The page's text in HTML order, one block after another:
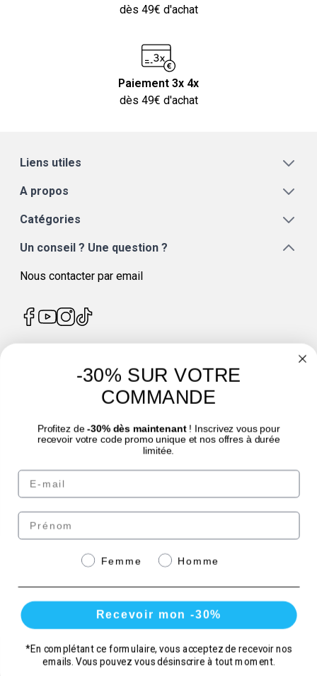
Quantité Acheter
dès 49€ d'achat
Paiement 3x 4x
dès 49€ d'achat
Liens utiles
A propos
Catégories
Un conseil ? Une question ?
Nous contacter par email
4.7/5
© Laboratoire des GRANIONS 2026 | Paiement sécurisé | *Norme AFNOR NF EN
eafit.com|punch-power.com
Paiement sécurisé avec
-30% SUR VOTRE
COMMANDE
Profitez de -30% dès maintenant! Inscrivez vous pour
recevoir votre code promo unique et nos offres à durée
limitée.
Email
Prénom
GenreFemme Homme
Recevoir mon -30%
*En complétant ce formulaire, vous acceptez de recevoir nos
emails. Vous pouvez vous désinscrire à tout moment.